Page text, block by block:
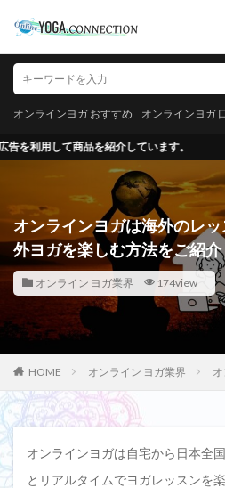
オンラインヨガ おすすめ オンラインヨガ
紹介しています。
オンラインヨガは海外のレ
外ヨガを楽しむ方法をご紹介
オンライン ヨガ業界 174view
HOME オンライン ヨガ業界
オンラインヨガは自宅から日本全
とリアルタイムでヨガレッスンを
オンラインヨガ おすすめ
ヨガティブ ヨガステ 口コミ
カテゴリー
検索